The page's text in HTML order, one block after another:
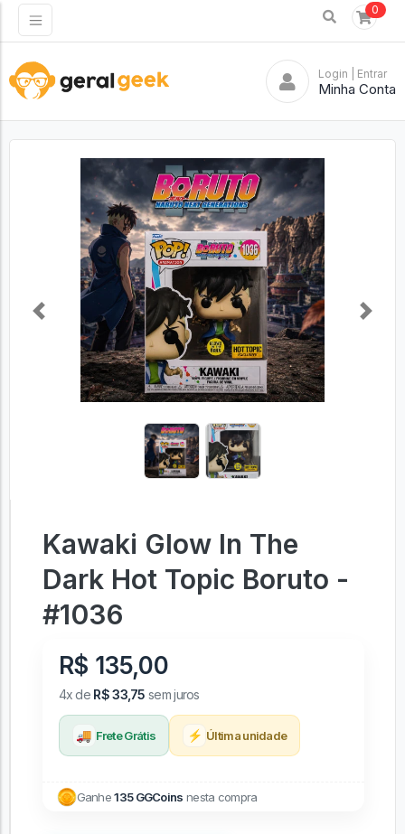
0
Login | Entrar
Minha Conta
Previous Next
Kawaki Glow In The
Dark Hot Topic Boruto -
#1036
R$ 135,00
4x de R$ 33,75 sem juros
🚚 Frete Grátis ⚡ Última unidade
Ganhe135 GGCoins nesta compra